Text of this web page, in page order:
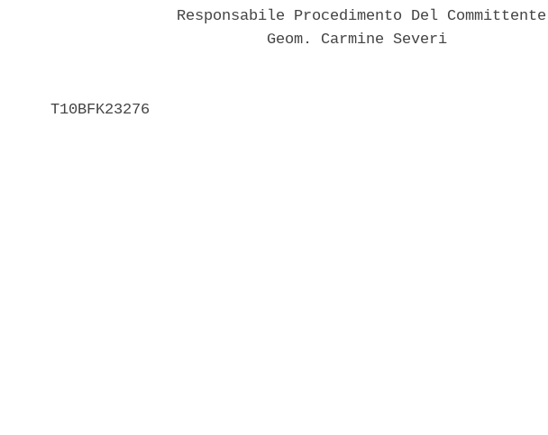
              Responsabile Procedimento Del Committente
                        Geom. Carmine Severi